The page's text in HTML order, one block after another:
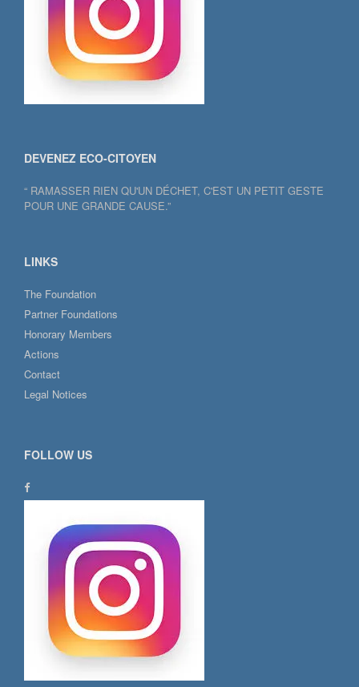
DEVENEZ ECO-CITOYEN
“ RAMASSER RIEN QU'UN DÉCHET, C'EST UN PETIT GESTE
POUR UNE GRANDE CAUSE.”
LINKS
The Foundation
Partner Foundations
Honorary Members
Actions
Contact
Legal Notices
FOLLOW US